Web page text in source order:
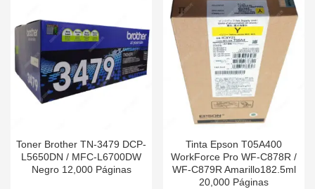
Toner Brother TN-3479 DCP-
L5650DN / MFC-L6700DW
Negro 12,000 Páginas
Tinta Epson T05A400
WorkForce Pro WF-C878R /
WF-C879R Amarillo182.5ml
20,000 Páginas